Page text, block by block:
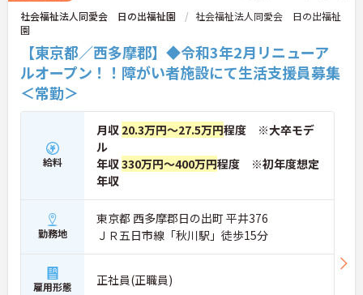
社会福祉法人同愛会 日の出福祉園
社会福祉法人同愛会 日の出福祉
園
【東京都／西多摩郡】◆令和3年2月リニューア
ルオープン！！障がい者施設にて生活支援員募集
＜常勤＞
給料
月収 20.3万円～27.5万円程度 ※大卒モデ
ル
年収330万円～400万円程度 ※初年度想定
年収
勤務地
東京都 西多摩郡日の出町 平井376
ＪＲ五日市線「秋川駅」徒歩15分
雇用形態 正社員(正職員)